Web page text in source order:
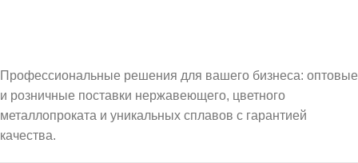
Профессиональные решения для вашего бизнеса: оптовые
и розничные поставки нержавеющего, цветного
металлопроката и уникальных сплавов с гарантией
качества.